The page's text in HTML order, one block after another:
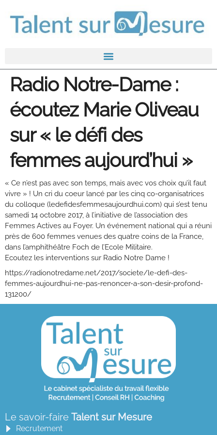
Radio Notre-Dame :
écoutez Marie Oliveau
sur « le défi des
femmes aujourd’hui »
« Ce n’est pas avec son temps, mais avec vos choix qu’il faut
vivre » ! Un cri du coeur lancé par les cinq co-organisatrices
du colloque (ledefidesfemmesaujourdhui.com) qui s’est tenu
samedi 14 octobre 2017, à l’initiative de l’association des
Femmes Actives au Foyer. Un événement national qui a réuni
près de 600 femmes venues des quatre coins de la France,
dans l’amphithéâtre Foch de l’Ecole Militaire.
Ecoutez les interventions sur Radio Notre Dame !
https://radionotredame.net/2017/societe/le-defi-des-
femmes-aujourdhui-ne-pas-renoncer-a-son-desir-profond-
131200/
Le savoir-faire Talent sur Mesure
Recrutement